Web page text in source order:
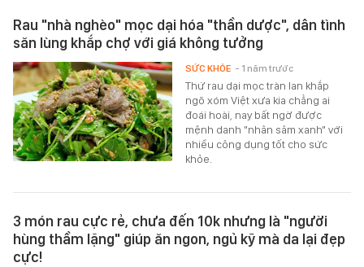
Rau "nhà nghèo" mọc dại hóa "thần dược", dân tình
săn lùng khắp chợ với giá không tưởng
Thứ rau dại mọc tràn lan khắp
ngõ xóm Việt xưa kia chẳng ai
đoái hoài, nay bất ngờ được
mệnh danh "nhân sâm xanh" với
nhiều công dụng tốt cho sức
khỏe.
SỨC KHỎE - 1 năm trước
3 món rau cực rẻ, chưa đến 10k nhưng là "người
hùng thầm lặng" giúp ăn ngon, ngủ kỹ mà da lại đẹp
cực!